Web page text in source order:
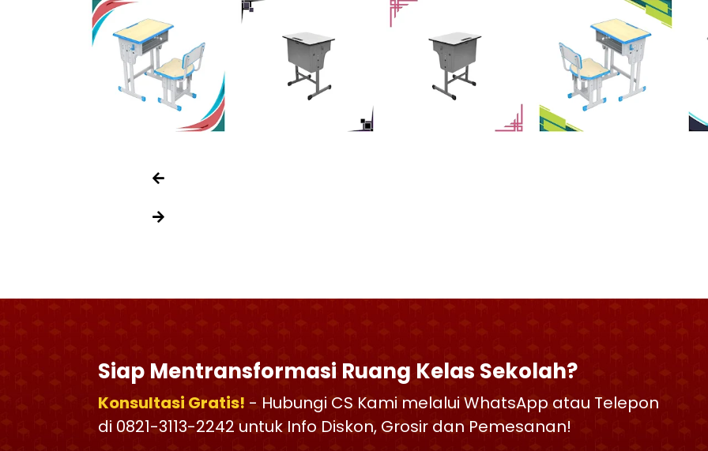
Siap Mentransformasi Ruang Kelas Sekolah?
Konsultasi Gratis! - Hubungi CS Kami melalui WhatsApp atau Telepon
di 0821-3113-2242 untuk Info Diskon, Grosir dan Pemesanan!